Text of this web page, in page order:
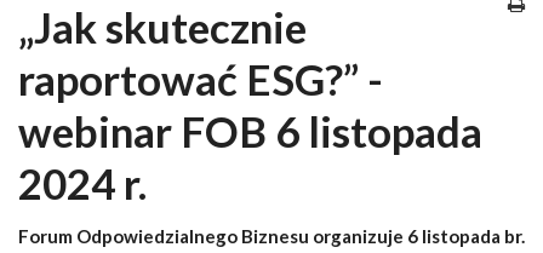
„Jak skutecznie
raportować ESG?” -
webinar FOB 6 listopada
2024 r.
Forum Odpowiedzialnego Biznesu organizuje 6 listopada br.